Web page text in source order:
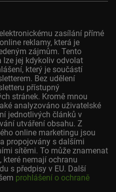
zasílání přímé
reklamy, která je
zájmům. Tento
lze jej kdykoliv odvolat
který je součástí
Bez udělení
přístupný
stránek. Kromě mnou
analyzováno uživatelské
jednotlivých článků v
utváření obsahu. Z
online marketingu jsou
propojovány s dalšími
sítěmi. To může znamenat
které nemají ochranu
s předpisy v EU. Další
prohlášení o ochraně